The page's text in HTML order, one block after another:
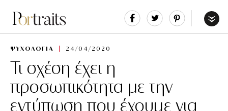
Share Tweet
ΨΥΧΟΛΟΓΙΑ 24/04/2020
Τι σχέση έχει η
προσωπικότητα με την
εντύπωση που έχουμε για